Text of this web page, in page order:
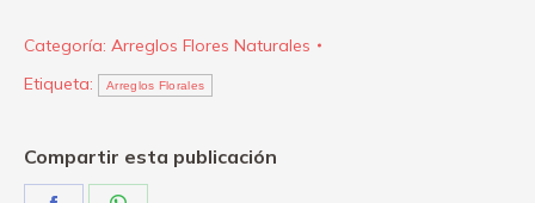
conocí
quantity
Categoría: Arreglos Flores Naturales
Etiqueta:
Arreglos Florales
Compartir esta publicación